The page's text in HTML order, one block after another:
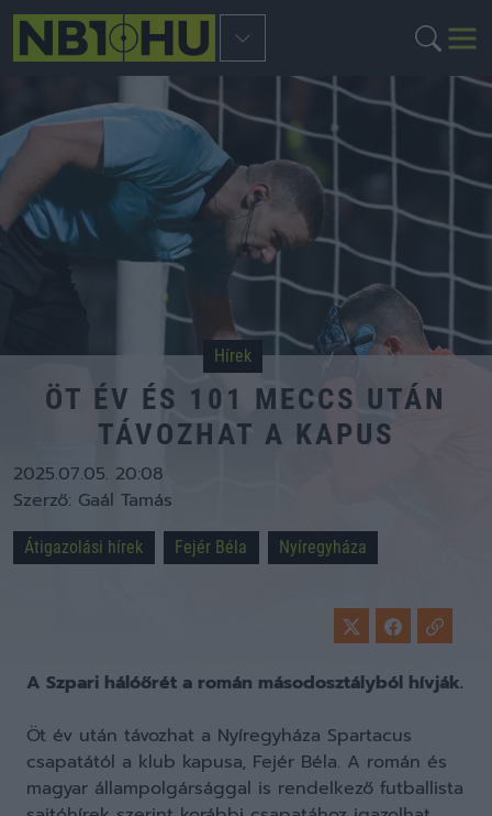
Hírek
ÖT ÉV ÉS 101 MECCS UTÁN
TÁVOZHAT A KAPUS
2025.07.05. 20:08
Szerző: Gaál Tamás
Átigazolási hírek Fejér Béla Nyíregyháza
A Szpari hálóőrét a román másodosztályból hívják.
Öt év után távozhat a Nyíregyháza Spartacus
csapatától a klub kapusa, Fejér Béla. A román és
magyar állampolgársággal is rendelkező futballista